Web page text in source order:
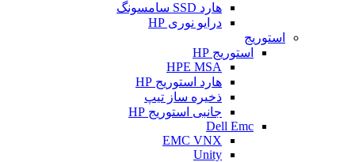
هارد SSD سامسونگ
درایو نوری HP
استوریج
استوریج HP
HPE MSA
هارد استوریج HP
ذخیره ساز تیپ
جانبی استوریج HP
Dell Emc
EMC VNX
Unity